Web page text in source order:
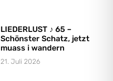
LIEDERLUST ♪ 65 –
Schönster Schatz, jetzt
muass i wandern
21. Juli 2026